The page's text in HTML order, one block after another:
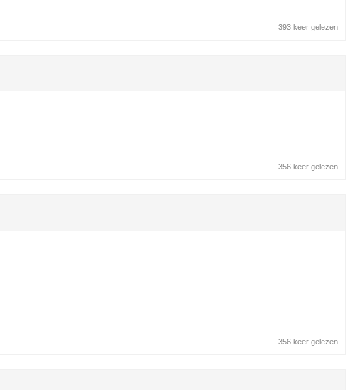
393 keer gelezen
356 keer gelezen
356 keer gelezen